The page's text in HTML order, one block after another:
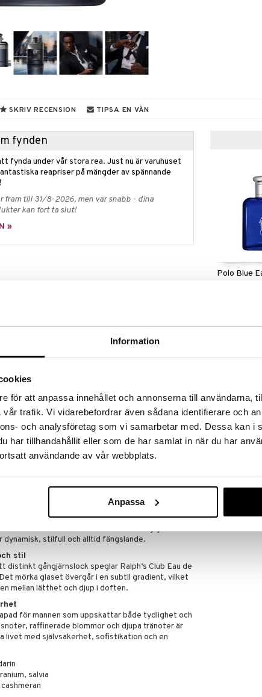
Information
för att anpassa innehållet och annonserna till användarna,
trafik. Vi vidarebefordrar även sådana identifierare och
och analysföretag som vi samarbetar med. Dessa kan i
har tillhandahållit eller som de har samlat in när du har
användande av vår webbplats.
Anpassa
SKRIV RECENSION TIPSA EN VÄN
fynden
fynda under vår stora rea. Just nu är varuhuset
reapriser på mängder av spännande
fram till 31/8-2026, men var snabb - dina
kan fort ta slut!
»
sofistikation
ultimata uttrycket för sofistikerad elegans och
blommor och djupa tränoter för en uppfriskande
Club Eau de Toilette den perfekta signaturen.
uttryck för ren klarhet som förenar elegans och
med en sprudlande explosion av grapefrukt,
en omedelbar känsla av fräschör. När doften
patchouli och varma mysknoter ger djup och
och sofistikerad, övergår Ralph’s Club Eau de
fräscha men varma sammansättning gör den
stilfull och alltid fängslande.
stil
distinkt gångjärnslock speglar Ralph’s Club Eau de
mörka glaset övergår i en subtil gradient, vilket
mellan lätthet och djup i doften.
för mannen som uppskattar både tydlighet och
raffinerade blommor och djupa tränoter är
livet med självsäkerhet, sofistikation och en
salvia
Polo Blue